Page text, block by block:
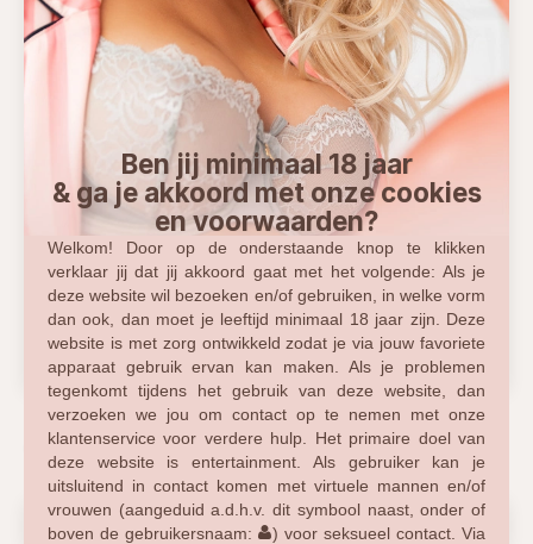
Min. leeftijd
Max. leeftijd
Provincie
site.regions
Drenthe Flevoland
Ben jij minimaal 18 jaar
& ga je akkoord met onze cookies
en voorwaarden?
Welkom! Door op de onderstaande knop te klikken
verklaar jij dat jij akkoord gaat met het volgende: Als je
deze website wil bezoeken en/of gebruiken, in welke vorm
dan ook, dan moet je leeftijd minimaal 18 jaar zijn. Deze
website is met zorg ontwikkeld zodat je via jouw favoriete
apparaat gebruik ervan kan maken. Als je problemen
tegenkomt tijdens het gebruik van deze website, dan
verzoeken we jou om contact op te nemen met onze
klantenservice voor verdere hulp. Het primaire doel van
deze website is entertainment. Als gebruiker kan je
uitsluitend in contact komen met virtuele mannen en/of
vrouwen (aangeduid a.d.h.v. dit symbool naast, onder of
boven de gebruikersnaam:
) voor seksueel contact. Via